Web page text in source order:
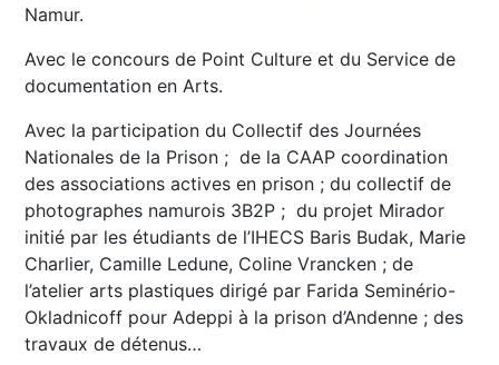
Namur.
Avec le concours de Point Culture et du Service de
documentation en Arts.
Avec la participation du Collectif des Journées
Nationales de la Prison ; de la CAAP coordination
des associations actives en prison ; du collectif de
photographes namurois 3B2P ; du projet Mirador
initié par les étudiants de l’IHECS Baris Budak, Marie
Charlier, Camille Ledune, Coline Vrancken ; de
l’atelier arts plastiques dirigé par Farida Seminério-
Okladnicoff pour Adeppi à la prison d’Andenne ; des
travaux de détenus…